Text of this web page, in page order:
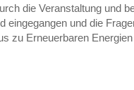
die Veranstaltung und
eingegangen und die
zu Erneuerbaren